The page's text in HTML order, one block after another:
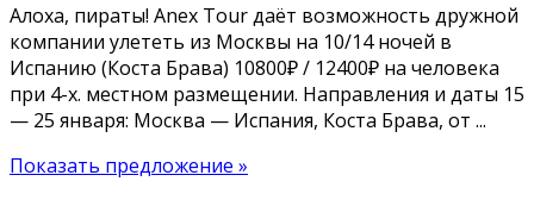
Алоха, пираты! Anex Tour даёт возможность дружной
компании улететь из Москвы на 10/14 ночей в
Испанию (Коста Брава) 10800₽ / 12400₽ на человека
при 4-х. местном размещении. Направления и даты 15
— 25 января: Москва — Испания, Коста Брава, от ...
Показать предложение »